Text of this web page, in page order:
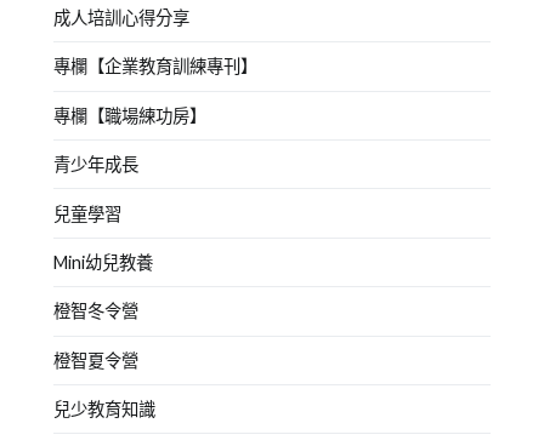
成人培訓心得分享
專欄【企業教育訓練專刊】
專欄【職場練功房】
青少年成長
兒童學習
Mini幼兒教養
橙智冬令營
橙智夏令營
兒少教育知識